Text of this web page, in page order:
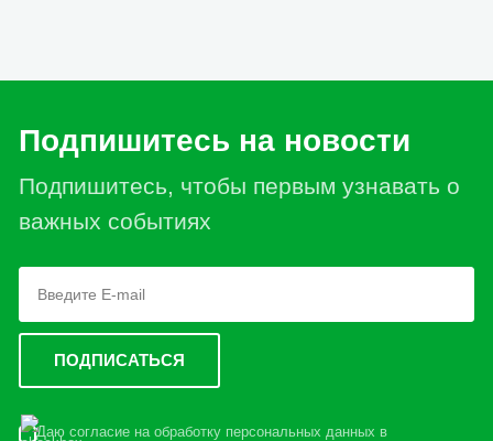
Подпишитесь на новости
Подпишитесь, чтобы первым узнавать о
важных событиях
Даю согласие на обработку персональных данных в